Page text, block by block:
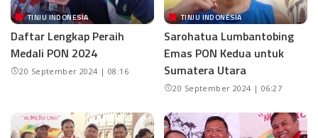
TINJU INDONESIA
Daftar Lengkap Peraih
Medali PON 2024
20 September 2024 | 08:16
TINJU INDONESIA
Sarohatua Lumbantobing
Emas PON Kedua untuk
Sumatera Utara
20 September 2024 | 06:27